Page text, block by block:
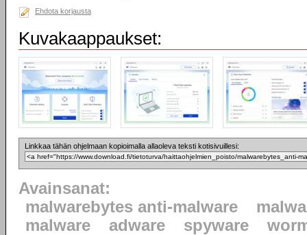
Ehdota korjausta
Kuvakaappaukset:
Linkkaa tähän ohjelmaan kopioimalla allaoleva teksti kotisivuillesi:
Avainsanat:
malwarebytes anti-malware
malware
adware spyware